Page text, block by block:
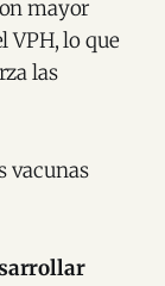
mayor
VPH, lo que
las
vacunas